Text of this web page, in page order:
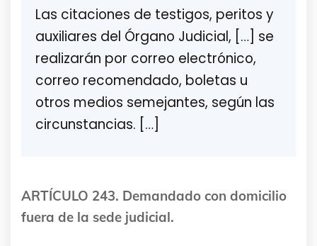
Las citaciones de testigos, peritos y
auxiliares del Órgano Judicial, […] se
realizarán por correo electrónico,
correo recomendado, boletas u
otros medios semejantes, según las
circunstancias. […]
ARTÍCULO 243. Demandado con domicilio
fuera de la sede judicial.